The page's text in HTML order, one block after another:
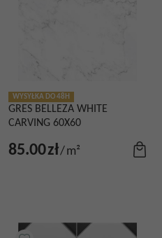
WYSYŁKA DO 48H
GRES BELLEZA WHITE
CARVING 60X60
85.00zł/m²